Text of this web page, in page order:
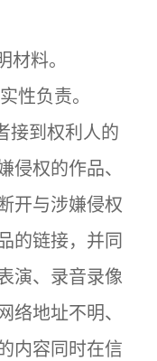
料。
性负责。
接到权利人的
侵权的作品、
开与涉嫌侵权
的链接，并同
演、录音录像
络地址不明、
内容同时在信